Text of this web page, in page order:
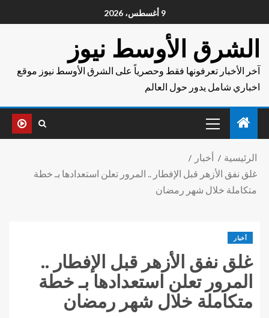
9 أغسطس، 2026
الشرق الأوسط نيوز
آخر الأخبار تعرفونها فقط وحصرياً على الشرق الأوسط نيوز موقع
اخباري شامل يدور حول العالم
الرئيسية
أخبار
غلق نفق الأزهر قبل الإفطار .. المرور تعلن استعدادها بـ خطة
متكاملة خلال شهر رمضان
أخبار
غلق نفق الأزهر قبل الإفطار ..
المرور تعلن استعدادها بـ خطة
متكاملة خلال شهر رمضان